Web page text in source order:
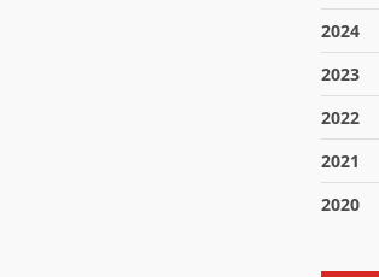
2024
2023
2022
2021
2020